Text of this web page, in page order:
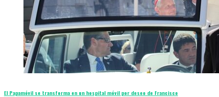
El Papamóvil se transforma en un hospital móvil por deseo de Francisco